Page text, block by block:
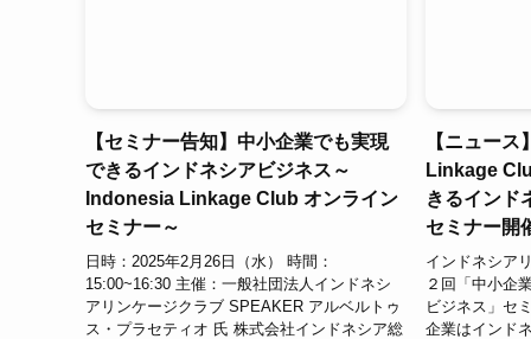
【セミナー告知】中小企業でも実現
できるインドネシアビジネス～
Indonesia Linkage Club オンライン
セミナー～
日時：2025年2月26日（水） 時間：
15:00~16:30 主催：一般社団法人インドネシ
アリンケージクラブ SPEAKER アルベルトゥ
ス・プラセティオ 氏 株式会社インドネシア総
【ニュー
Linkage
きるインド
セミナー開
インドネシア
２回「中小企
ビジネス」セ
企業はインド